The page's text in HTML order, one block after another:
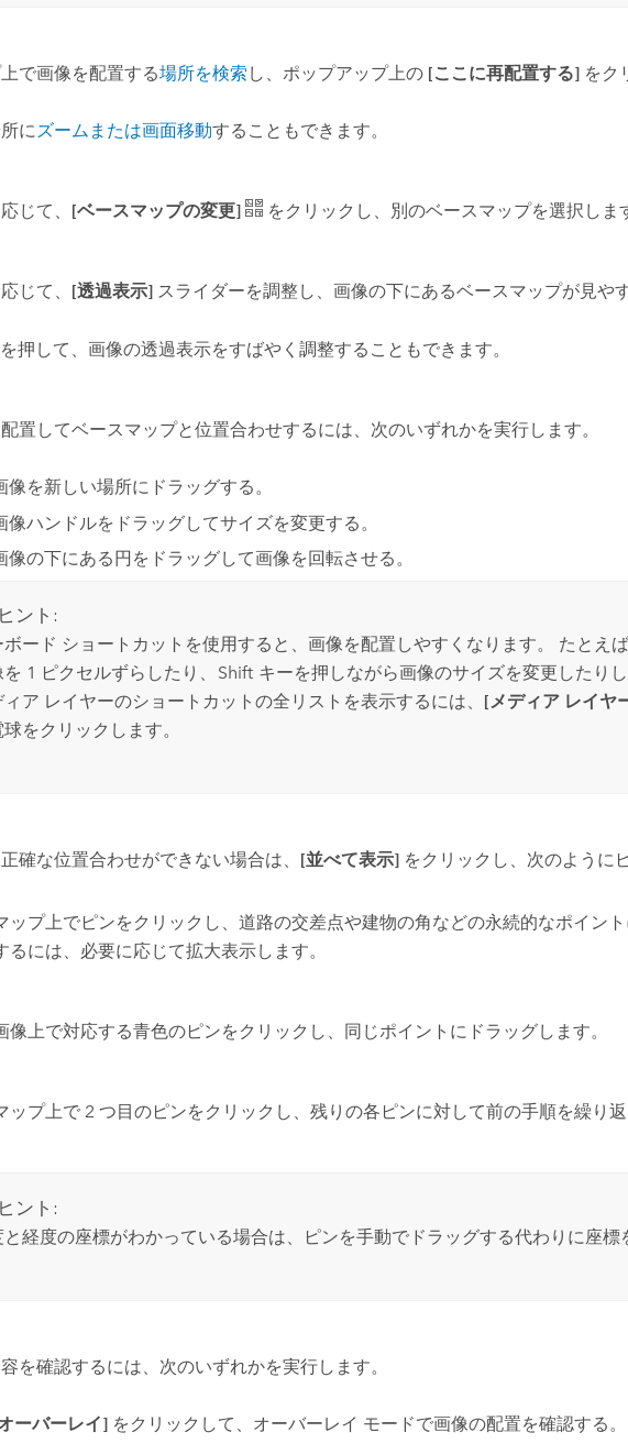
で画像を配置する場所を検索 し、ポップアップ上の [ここに再配置する] をク
にズームまたは画面移動することもできます。
じて、 [ベースマップの変更] をクリックし、別のベースマップを選択しま
じて、 [透過表示] スライダーを調整し、画像の下にあるベースマップが見や
押して、画像の透過表示をすばやく調整することもできます。
置してベースマップと位置合わせするには、次のいずれかを実行します。
像を新しい場所にドラッグする。
像ハンドルをドラッグしてサイズを変更する。
像の下にある円をドラッグして画像を回転させる。
ント:
ード ショートカットを使用すると、画像を配置しやすくなります。 たとえば
1 ピクセルずらしたり、
Shift キーを押しながら画像のサイズを変更したり
ア レイヤーのショートカットの全リストを表示するには、 [メディア レイヤ
をクリックします。
確な位置合わせができない場合は、 [並べて表示] をクリックし、次のように
ップ上でピンをクリックし、道路の交差点や建物の角などの永続的なポイン
るには、必要に応じて拡大表示します。
像上で対応する青色のピンをクリックし、同じポイントにドラッグします。
ップ上で 2 つ目のピンをクリックし、残りの各ピンに対して前の手順を繰り返
ント:
経度の座標がわかっている場合は、ピンを手動でドラッグする代わりに座標
を確認するには、次のいずれかを実行します。
ーバーレイ]をクリックして、オーバーレイ モードで画像の配置を確認する。